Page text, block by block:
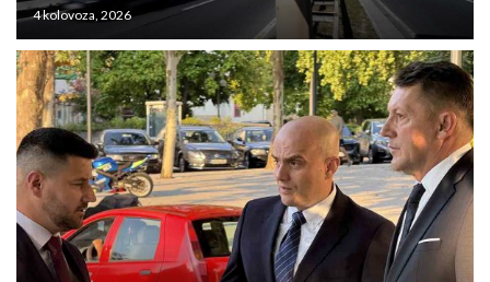
4 kolovoza, 2026